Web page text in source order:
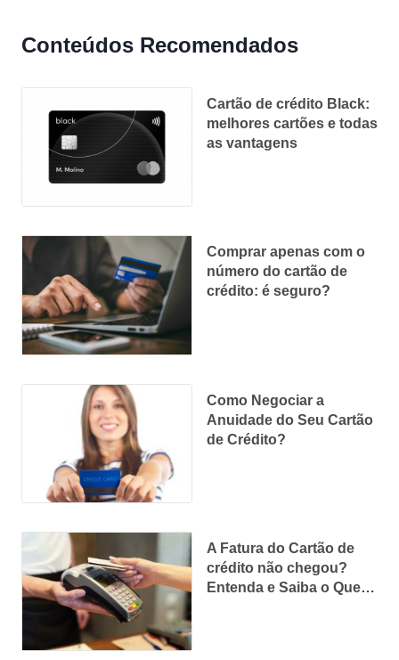
Conteúdos Recomendados
Cartão de crédito Black:
melhores cartões e todas
as vantagens
Comprar apenas com o
número do cartão de
crédito: é seguro?
Como Negociar a
Anuidade do Seu Cartão
de Crédito?
A Fatura do Cartão de
crédito não chegou?
Entenda e Saiba o Que